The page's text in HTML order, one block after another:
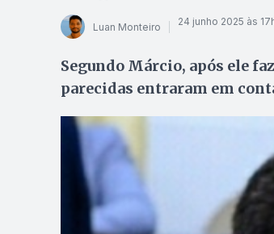
Luan Monteiro 24 junho 2025 às
Segundo Márcio, após ele
parecidas entraram em